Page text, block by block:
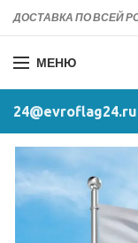
ДОСТАВКА ПО ВСЕЙ
МЕНЮ
24@evroflag24.ru